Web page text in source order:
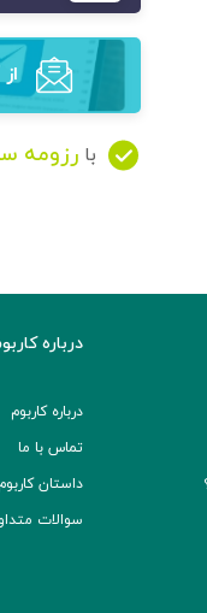
با رزومه
درباره
درباره کاربوم
تماس با ما
داستان
سوالات